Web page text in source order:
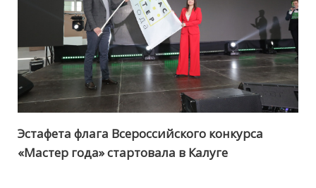
Эстафета флага Всероссийского конкурса
«Мастер года» стартовала в Калуге